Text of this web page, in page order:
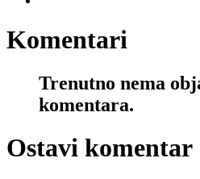
Komentari
Trenutno nema
komentara.
Ostavi komentar